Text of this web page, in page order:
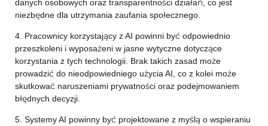
danych osobowych oraz transparentności działań, co jest
niezbędne dla utrzymania zaufania społecznego.
4. Pracownicy korzystający z AI powinni być odpowiednio
przeszkoleni i wyposażeni w jasne wytyczne dotyczące
korzystania z tych technologii. Brak takich zasad może
prowadzić do nieodpowiedniego użycia AI, co z kolei może
skutkować naruszeniami prywatności oraz podejmowaniem
błędnych decyzji.
5. Systemy AI powinny być projektowane z myślą o wspieraniu